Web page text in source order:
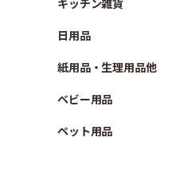
キッチン雑貨
日用品
紙用品・生理用品他
ベビー用品
ペット用品